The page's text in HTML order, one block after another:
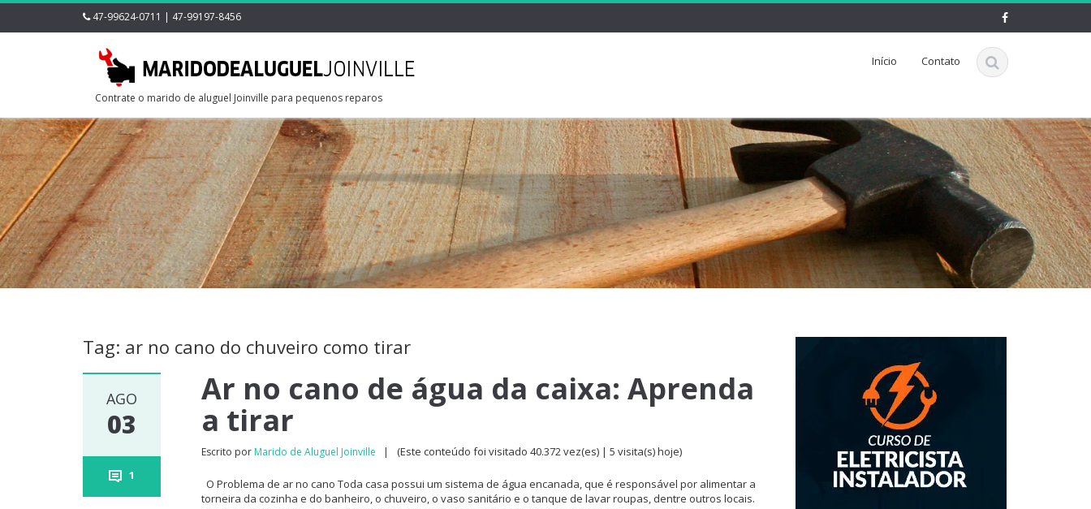
47-99624-0711 | 47-99197-8456
Contrate o marido de aluguel Joinville para pequenos reparos
Início Contato
Tag: ar no cano do chuveiro como tirar
AGO
03
1
Ar no cano de água da caixa: Aprenda
a tirar
Escrito por Marido de Aluguel Joinville | (Este conteúdo foi visitado 40.372 vez(es) | 5 visita(s) hoje)
O Problema de ar no cano Toda casa possui um sistema de água encanada, que é responsável por alimentar a
torneira da cozinha e do banheiro, o chuveiro, o vaso sanitário e o tanque de lavar roupas, dentre outros locais.